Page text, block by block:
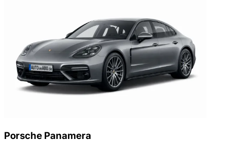
Porsche Panamera